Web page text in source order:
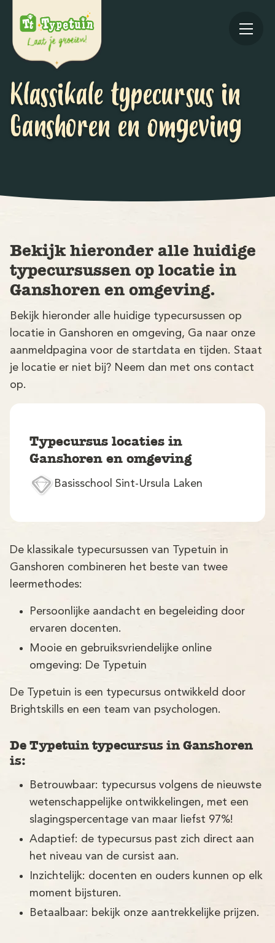
Demo
Klassikale typecursus in
Ganshoren en omgeving
Bekijk hieronder alle huidige
typecursussen op locatie in
Ganshoren en omgeving.
Bekijk hieronder alle huidige typecursussen op
locatie in Ganshoren en omgeving, Ga naar onze
aanmeldpagina voor de startdata en tijden. Staat
je locatie er niet bij? Neem dan met ons contact
op.
Typecursus locaties in
Ganshoren en omgeving
Basisschool Sint-Ursula Laken
De klassikale typecursussen van Typetuin in
Ganshoren combineren het beste van twee
leermethodes:
Persoonlijke aandacht en begeleiding door
ervaren docenten.
Mooie en gebruiksvriendelijke online
omgeving: De Typetuin
De Typetuin is een typecursus ontwikkeld door
Brightskills en een team van psychologen.
De Typetuin typecursus in Ganshoren
is:
Betrouwbaar: typecursus volgens de nieuwste
wetenschappelijke ontwikkelingen, met een
slagingspercentage van maar liefst 97%!
Adaptief: de typecursus past zich direct aan
het niveau van de cursist aan.
Inzichtelijk: docenten en ouders kunnen op elk
moment bijsturen.
Betaalbaar: bekijk onze aantrekkelijke prijzen.